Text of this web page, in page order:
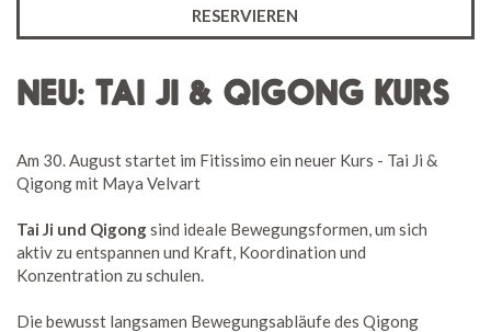
RESERVIEREN
NEU: TAI JI & QIGONG KURS
Am 30. August startet im Fitissimo ein neuer Kurs - Tai Ji &
Qigong mit Maya Velvart
Tai Ji und Qigongsind ideale Bewegungsformen, um sich
aktiv zu entspannen und Kraft, Koordination und
Konzentration zu schulen.
Die bewusst langsamen Bewegungsabläufe des Qigong